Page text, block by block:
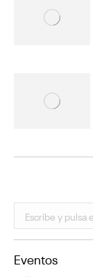
Buscar:
Eventos